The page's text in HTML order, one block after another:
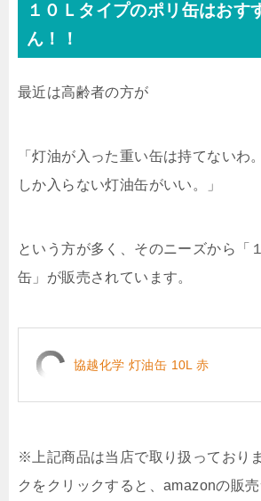
１０Ｌタイプのポリ缶はおす
ん！！
最近は高齢者の方が
「灯油が入った重い缶は持てないわ
しか入らない灯油缶がいい。」
という方が多く、そのニーズから「
缶」が販売されています。
協越化学 灯油缶 10L 赤
※上記商品は当店で取り扱っており
クをクリックすると、amazonの販